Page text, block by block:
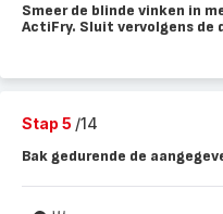
Smeer de blinde vinken in
ActiFry. Sluit vervolgens de
Stap 5 /14
Bak gedurende de